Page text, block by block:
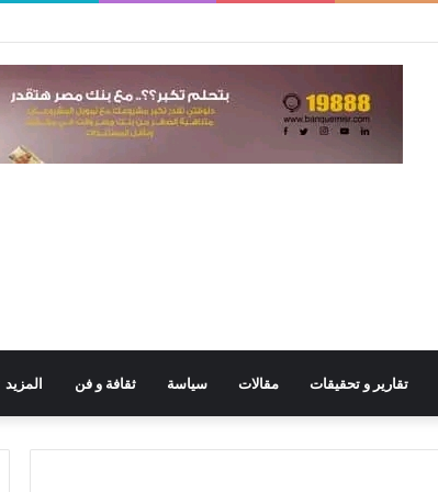
تقارير و تحقيقات مقالات سياسة ثقافة و فن المزيد